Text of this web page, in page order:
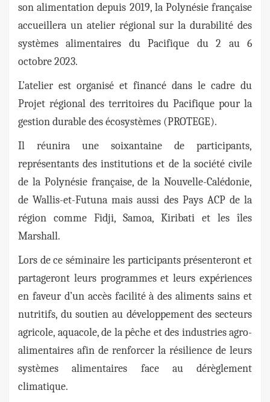
son alimentation depuis 2019, la Polynésie française
accueillera un atelier régional sur la durabilité des
systèmes alimentaires du Pacifique du 2 au 6
octobre 2023.
L’atelier est organisé et financé dans le cadre du
Projet régional des territoires du Pacifique pour la
gestion durable des écosystèmes (PROTEGE).
Il réunira une soixantaine de participants,
représentants des institutions et de la société civile
de la Polynésie française, de la Nouvelle-Calédonie,
de Wallis-et-Futuna mais aussi des Pays ACP de la
région comme Fidji, Samoa, Kiribati et les îles
Marshall.
Lors de ce séminaire les participants présenteront et
partageront leurs programmes et leurs expériences
en faveur d’un accès facilité à des aliments sains et
nutritifs, du soutien au développement des secteurs
agricole, aquacole, de la pêche et des industries agro-
alimentaires afin de renforcer la résilience de leurs
systèmes alimentaires face au dérèglement
climatique.